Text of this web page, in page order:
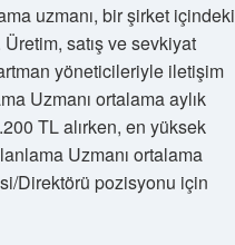
uzmanı, bir şirket içindeki
Üretim, satış ve sevkiyat
yöneticileriyle iletişim
Uzmanı ortalama aylık
TL alırken, en yüksek
Uzmanı ortalama
Direktörü pozisyonu için